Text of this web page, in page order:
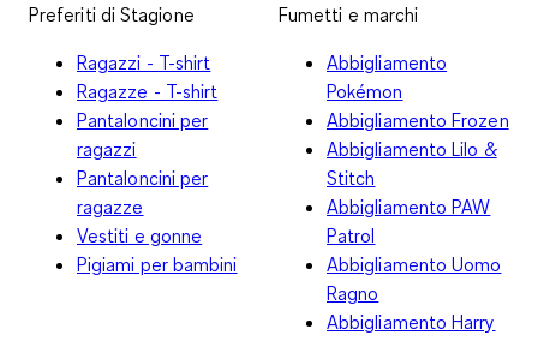
Preferiti di Stagione
Ragazzi - T-shirt
Ragazze - T-shirt
Pantaloncini per
ragazzi
Pantaloncini per
ragazze
Vestiti e gonne
Pigiami per bambini
Fumetti e marchi
Abbigliamento
Pokémon
Abbigliamento Frozen
Abbigliamento Lilo &
Stitch
Abbigliamento PAW
Patrol
Abbigliamento Uomo
Ragno
Abbigliamento Harry